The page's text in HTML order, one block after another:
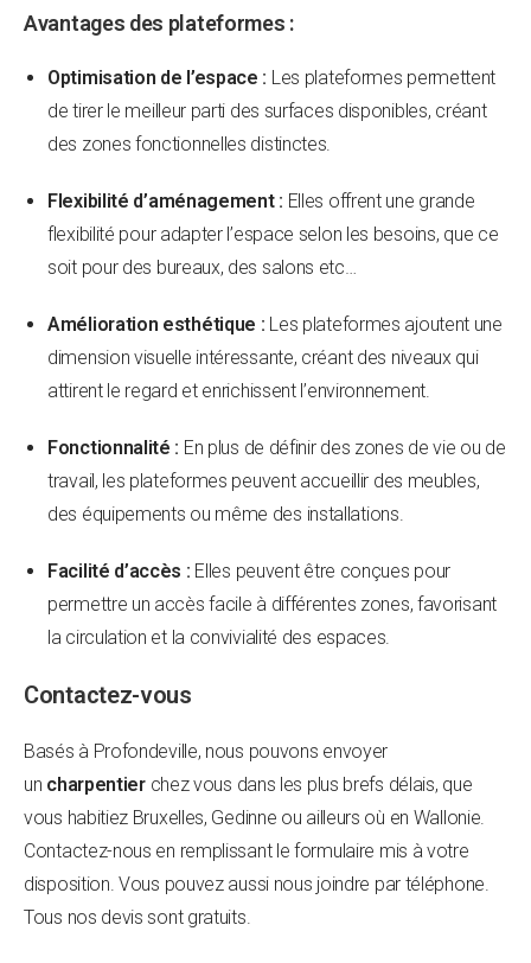
Avantages des plateformes :
Optimisation de l’espace : Les plateformes permettent
de tirer le meilleur parti des surfaces disponibles, créant
des zones fonctionnelles distinctes.
Flexibilité d’aménagement : Elles offrent une grande
flexibilité pour adapter l’espace selon les besoins, que ce
soit pour des bureaux, des salons etc…
Amélioration esthétique : Les plateformes ajoutent une
dimension visuelle intéressante, créant des niveaux qui
attirent le regard et enrichissent l’environnement.
Fonctionnalité : En plus de définir des zones de vie ou de
travail, les plateformes peuvent accueillir des meubles,
des équipements ou même des installations.
Facilité d’accès : Elles peuvent être conçues pour
permettre un accès facile à différentes zones, favorisant
la circulation et la convivialité des espaces.
Contactez-vous
Basés à Profondeville, nous pouvons envoyer
un charpentierchez vous dans les plus brefs délais, que
vous habitiez Bruxelles, Gedinne ou ailleurs où en Wallonie.
Contactez-nous en remplissant le formulaire mis à votre
disposition. Vous pouvez aussi nous joindre par téléphone.
Tous nos devis sont gratuits.